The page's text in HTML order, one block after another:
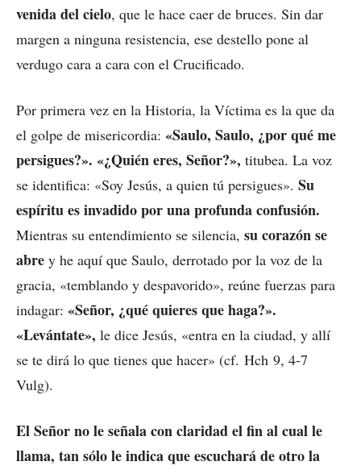
venida del cielo, que le hace caer de bruces. Sin dar
margen a ninguna resistencia, ese destello pone al
verdugo cara a cara con el Crucificado.
Por primera vez en la Historia, la Víctima es la que da
el golpe de misericordia: «Saulo, Saulo, ¿por qué me
persigues?». «¿Quién eres, Señor?», titubea. La voz
se identifica: «Soy Jesús, a quien tú persigues». Su
espíritu es invadido por una profunda confusión.
Mientras su entendimiento se silencia, su corazón se
abre y he aquí que Saulo, derrotado por la voz de la
gracia, «temblando y despavorido», reúne fuerzas para
indagar: «Señor, ¿qué quieres que haga?».
«Levántate», le dice Jesús, «entra en la ciudad, y allí
se te dirá lo que tienes que hacer» (cf. Hch 9, 4-7
Vulg).
El Señor no le señala con claridad el fin al cual le
llama, tan sólo le indica que escuchará de otro la